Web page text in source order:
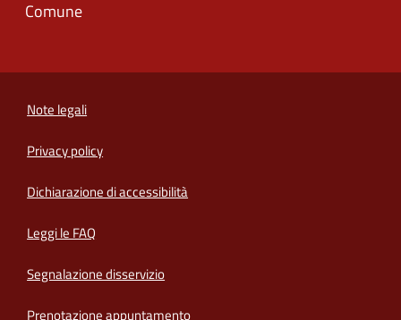
Comune
Note legali
Privacy policy
Dichiarazione di accessibilità
Leggi le FAQ
Segnalazione disservizio
Prenotazione appuntamento